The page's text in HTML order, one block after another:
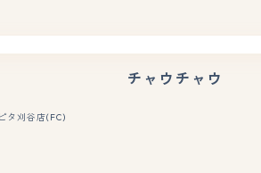
チャウチャウ
る
タ刈谷店(FC)